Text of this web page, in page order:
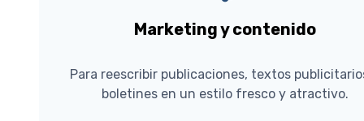
Marketing y contenido
Para reescribir publicaciones, textos
boletines en un estilo fresco y atractivo.